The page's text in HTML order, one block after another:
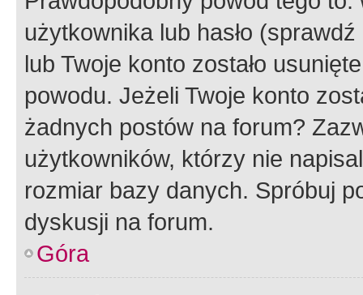
użytkownika lub hasło
lub Twoje konto zostało
powodu. Jeżeli Twoje konto
żadnych postów na forum?
użytkowników, którzy nie
rozmiar bazy danych. Spróbuj
dyskusji na forum.
Góra